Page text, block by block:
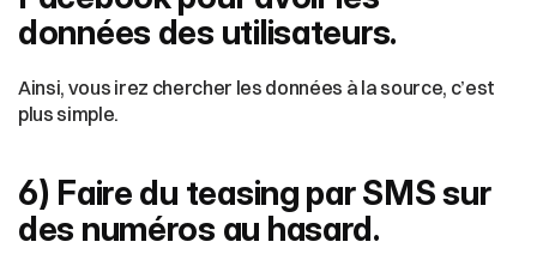
données des utilisateurs.
Ainsi, vous irez chercher les données à la source, c’est
plus simple.
6) Faire du teasing par SMS sur
des numéros au hasard.